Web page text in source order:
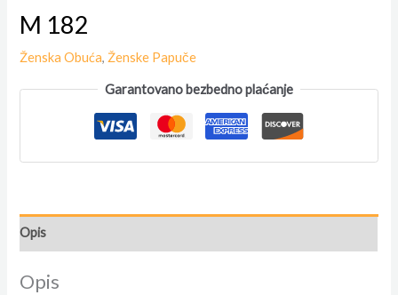
M 182
Ženska Obuća, Ženske Papuče
Garantovano bezbedno plaćanje
Opis
Opis